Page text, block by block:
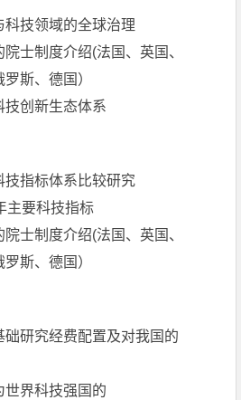
科技领域的全球治理
士制度介绍(法国、英国、
斯、德国）
技创新生态体系
技指标体系比较研究
主要科技指标
士制度介绍(法国、英国、
斯、德国）
础研究经费配置及对我国的
世界科技强国的